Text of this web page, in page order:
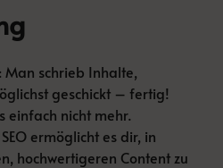
Man schrieb Inhalte,
geschickt – fertig!
einfach nicht mehr.
ermöglicht es dir, in
hochwertigeren Content zu